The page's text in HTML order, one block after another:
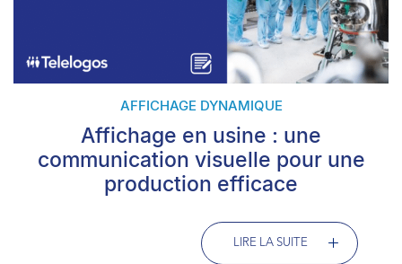
AFFICHAGE DYNAMIQUE
Affichage en usine : une
communication visuelle pour une
production efficace
LIRE LA SUITE